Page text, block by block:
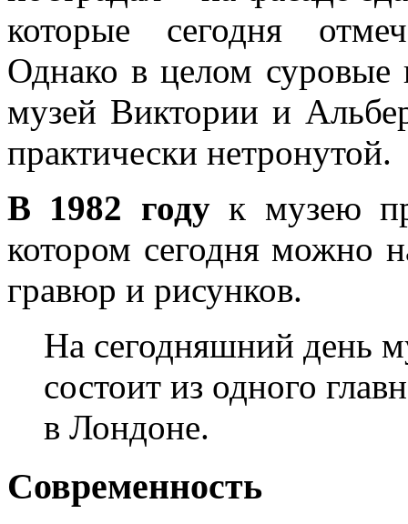
которые сегодня
Однако в целом
музей Виктории и
практически нетронутой.
В 1982 годук музею
котором сегодня можно
гравюр и рисунков.
На сегодняшний день
состоит из одного
в Лондоне.
Современность